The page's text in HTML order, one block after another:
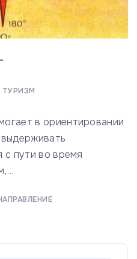
ТУРИЗМ
в ориентировании
с пути во время
…